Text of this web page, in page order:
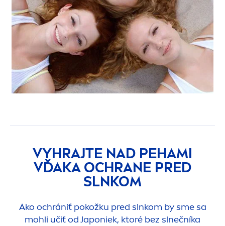
VYHRAJTE NAD PEHAMI
VĎAKA OCHRANE PRED
SLNKOM
Ako ochrániť pokožku pred slnkom by sme sa
mohli učiť od Japoniek, ktoré bez slnečníka